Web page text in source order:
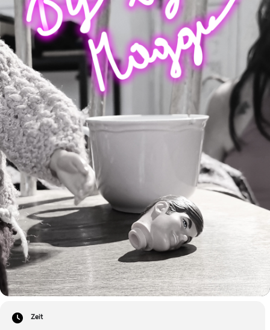
Zeit